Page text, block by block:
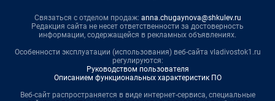
Связаться с отделом продаж: anna.chugaynova@shkulev.ru
Редакция сайта не несет ответственности за достоверность
информации, содержащейся в рекламных объявлениях.
Особенности эксплуатации (использования) веб-сайта vladivostok1.ru
регулируются:
Руководством пользователя
Описанием функциональных характеристик ПО
Веб-сайт распространяется в виде интернет-сервиса, специальные